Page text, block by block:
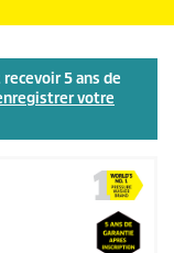
5 ans de
votre